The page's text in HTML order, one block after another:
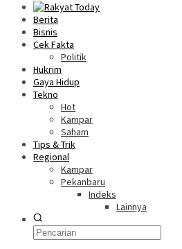
Berita
Bisnis
Cek Fakta
Politik
Hukrim
Gaya Hidup
Tekno
Hot
Kampar
Saham
Tips & Trik
Regional
Kampar
Pekanbaru
Indeks
Lainnya